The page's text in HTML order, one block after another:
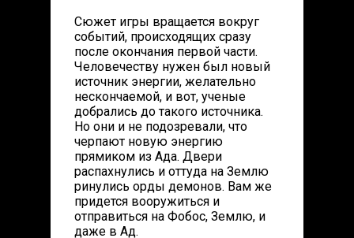
Сюжет игры вращается вокруг
событий, происходящих сразу
после окончания первой части.
Человечеству нужен был новый
источник энергии, желательно
нескончаемой, и вот, ученые
добрались до такого источника.
Но они и не подозревали, что
черпают новую энергию
прямиком из Ада. Двери
распахнулись и оттуда на Землю
ринулись орды демонов. Вам же
придется вооружиться и
отправиться на Фобос, Землю, и
даже в Ад.